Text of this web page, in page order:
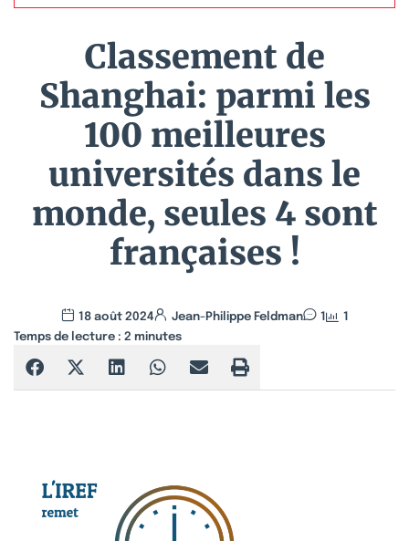
Classement de
Shanghai: parmi les
100 meilleures
universités dans le
monde, seules 4 sont
françaises !
18 août 2024 Jean-Philippe Feldman 1
1
Temps de lecture : 2 minutes